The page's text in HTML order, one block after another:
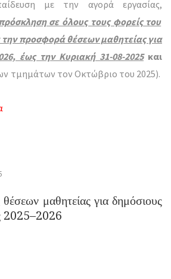
με την αγορά εργασίας,
σε όλους τους φορείς του
την προσφορά θέσεων μαθητείας για
έως την Κυριακή 31-08-2025 και
τμημάτων τον Οκτώβριο του 2025).
μαθητείας για δημόσιους
2025–2026